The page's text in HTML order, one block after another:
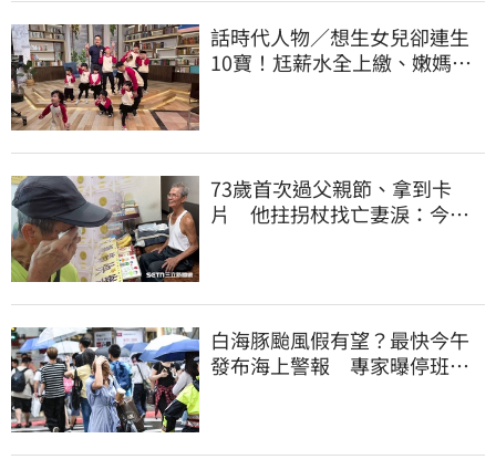
話時代人物／想生女兒卻連生
10寶！尪薪水全上繳、嫩媽吐
73歲首次過父親節、拿到卡
片 他拄拐杖找亡妻淚：今天
白海豚颱風假有望？最快今午
發布海上警報 專家曝停班停